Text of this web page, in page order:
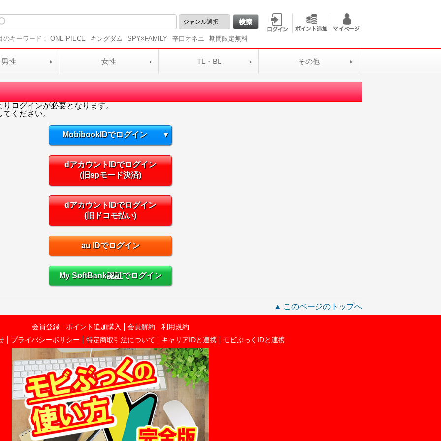
のキーワード： ONE PIECE キングダム SPY×FAMILY 辛口オネエ 期間限定無料
男性 女性 TL・BL その他
ログインが必要となります。
ください。
MobibookIDでログイン ▼
dアカウントIDでログイン
(旧spモード決済)
dアカウントIDでログイン
(旧ドコモ払い)
au IDでログイン
My SoftBank認証でログイン
▲ このページのトップへ
会員登録 ポイント追加購入 会員解約
利用規約
プライバシーポリシー 特定商取引法について キャリアIDと連携 モビぶっくIDと連携